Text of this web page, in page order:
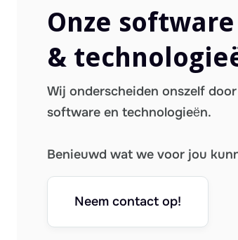
Onze software
&
Wij onderscheiden onszelf
software en technologieën.
Benieuwd wat we voor jou
Neem contact op!